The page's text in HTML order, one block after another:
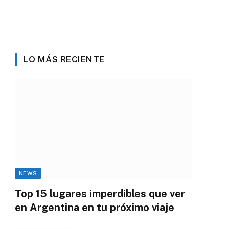
LO MÁS RECIENTE
NEWS
Top 15 lugares imperdibles que ver
en Argentina en tu próximo viaje